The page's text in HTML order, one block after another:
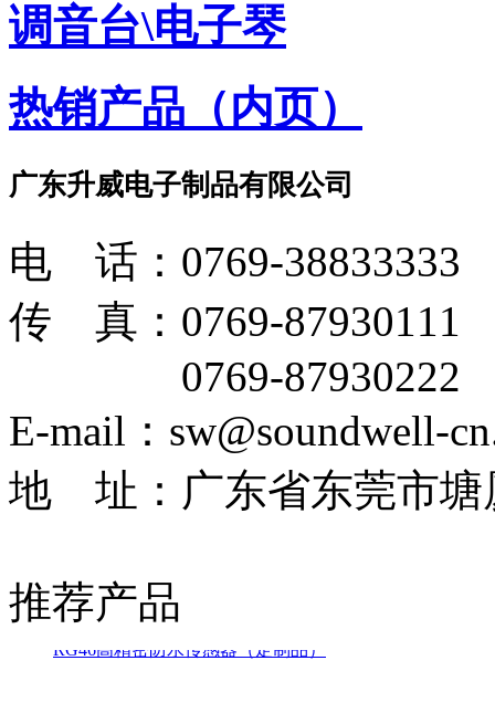
调音台\电子琴
热销产品（内页）
广东升威电子制品有限公司
电 话：0769-38833333
传 真：0769-87930111
0769-87930222
E-mail：sw@soundwell-
地 址：广东省东莞市塘
推荐产品
RG46高精密防水传感器（定制品）